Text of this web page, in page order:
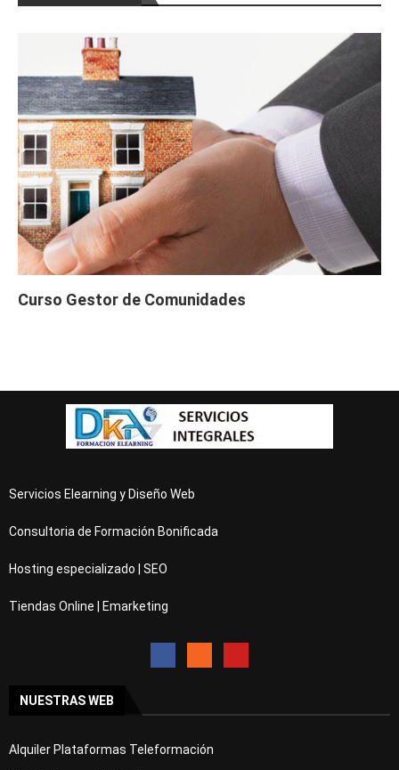
Curso Gestor de Comunidades
Servicios Elearning y Diseño Web
Consultoria de Formación Bonificada
Hosting especializado | SEO
Tiendas Online | Emarketing
NUESTRAS WEB
Alquiler Plataformas Teleformación